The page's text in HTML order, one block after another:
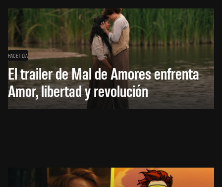
HACE 1 DÍA
El trailer de Mal de Amores enfrenta
Amor, libertad y revolución